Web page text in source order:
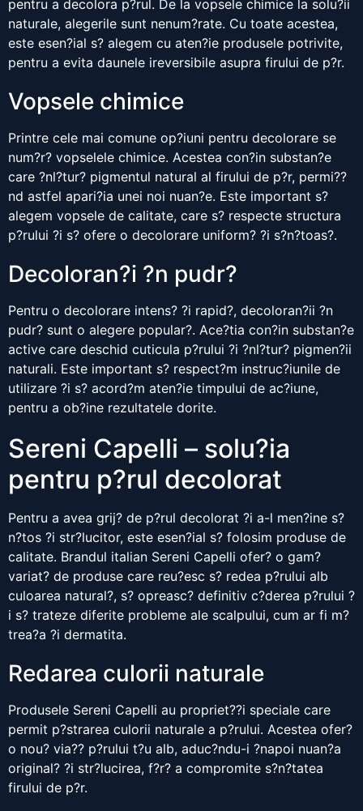
pentru a decolora p?rul. De la vopsele chimice la solu?ii
naturale, alegerile sunt nenum?rate. Cu toate acestea,
este esen?ial s? alegem cu aten?ie produsele potrivite,
pentru a evita daunele ireversibile asupra firului de p?r.
Vopsele chimice
Printre cele mai comune op?iuni pentru decolorare se
num?r? vopselele chimice. Acestea con?in substan?e
care ?nl?tur? pigmentul natural al firului de p?r, permi??
nd astfel apari?ia unei noi nuan?e. Este important s?
alegem vopsele de calitate, care s? respecte structura
p?rului ?i s? ofere o decolorare uniform? ?i s?n?toas?.
Decoloran?i ?n pudr?
Pentru o decolorare intens? ?i rapid?, decoloran?ii ?n
pudr? sunt o alegere popular?. Ace?tia con?in substan?e
active care deschid cuticula p?rului ?i ?nl?tur? pigmen?ii
naturali. Este important s? respect?m instruc?iunile de
utilizare ?i s? acord?m aten?ie timpului de ac?iune,
pentru a ob?ine rezultatele dorite.
Sereni Capelli – solu?ia
pentru p?rul decolorat
Pentru a avea grij? de p?rul decolorat ?i a-l men?ine s?
n?tos ?i str?lucitor, este esen?ial s? folosim produse de
calitate. Brandul italian Sereni Capelli ofer? o gam?
variat? de produse care reu?esc s? redea p?rului alb
culoarea natural?, s? opreasc? definitiv c?derea p?rului ?
i s? trateze diferite probleme ale scalpului, cum ar fi m?
trea?a ?i dermatita.
Redarea culorii naturale
Produsele Sereni Capelli au propriet??i speciale care
permit p?strarea culorii naturale a p?rului. Acestea ofer?
o nou? via?? p?rului t?u alb, aduc?ndu-i ?napoi nuan?a
original? ?i str?lucirea, f?r? a compromite s?n?tatea
firului de p?r.